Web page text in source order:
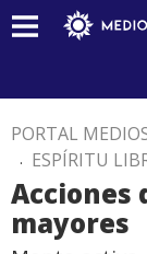
PORTAL
. ESPÍRITU
Acciones
mayores